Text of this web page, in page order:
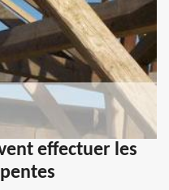
effectuer les